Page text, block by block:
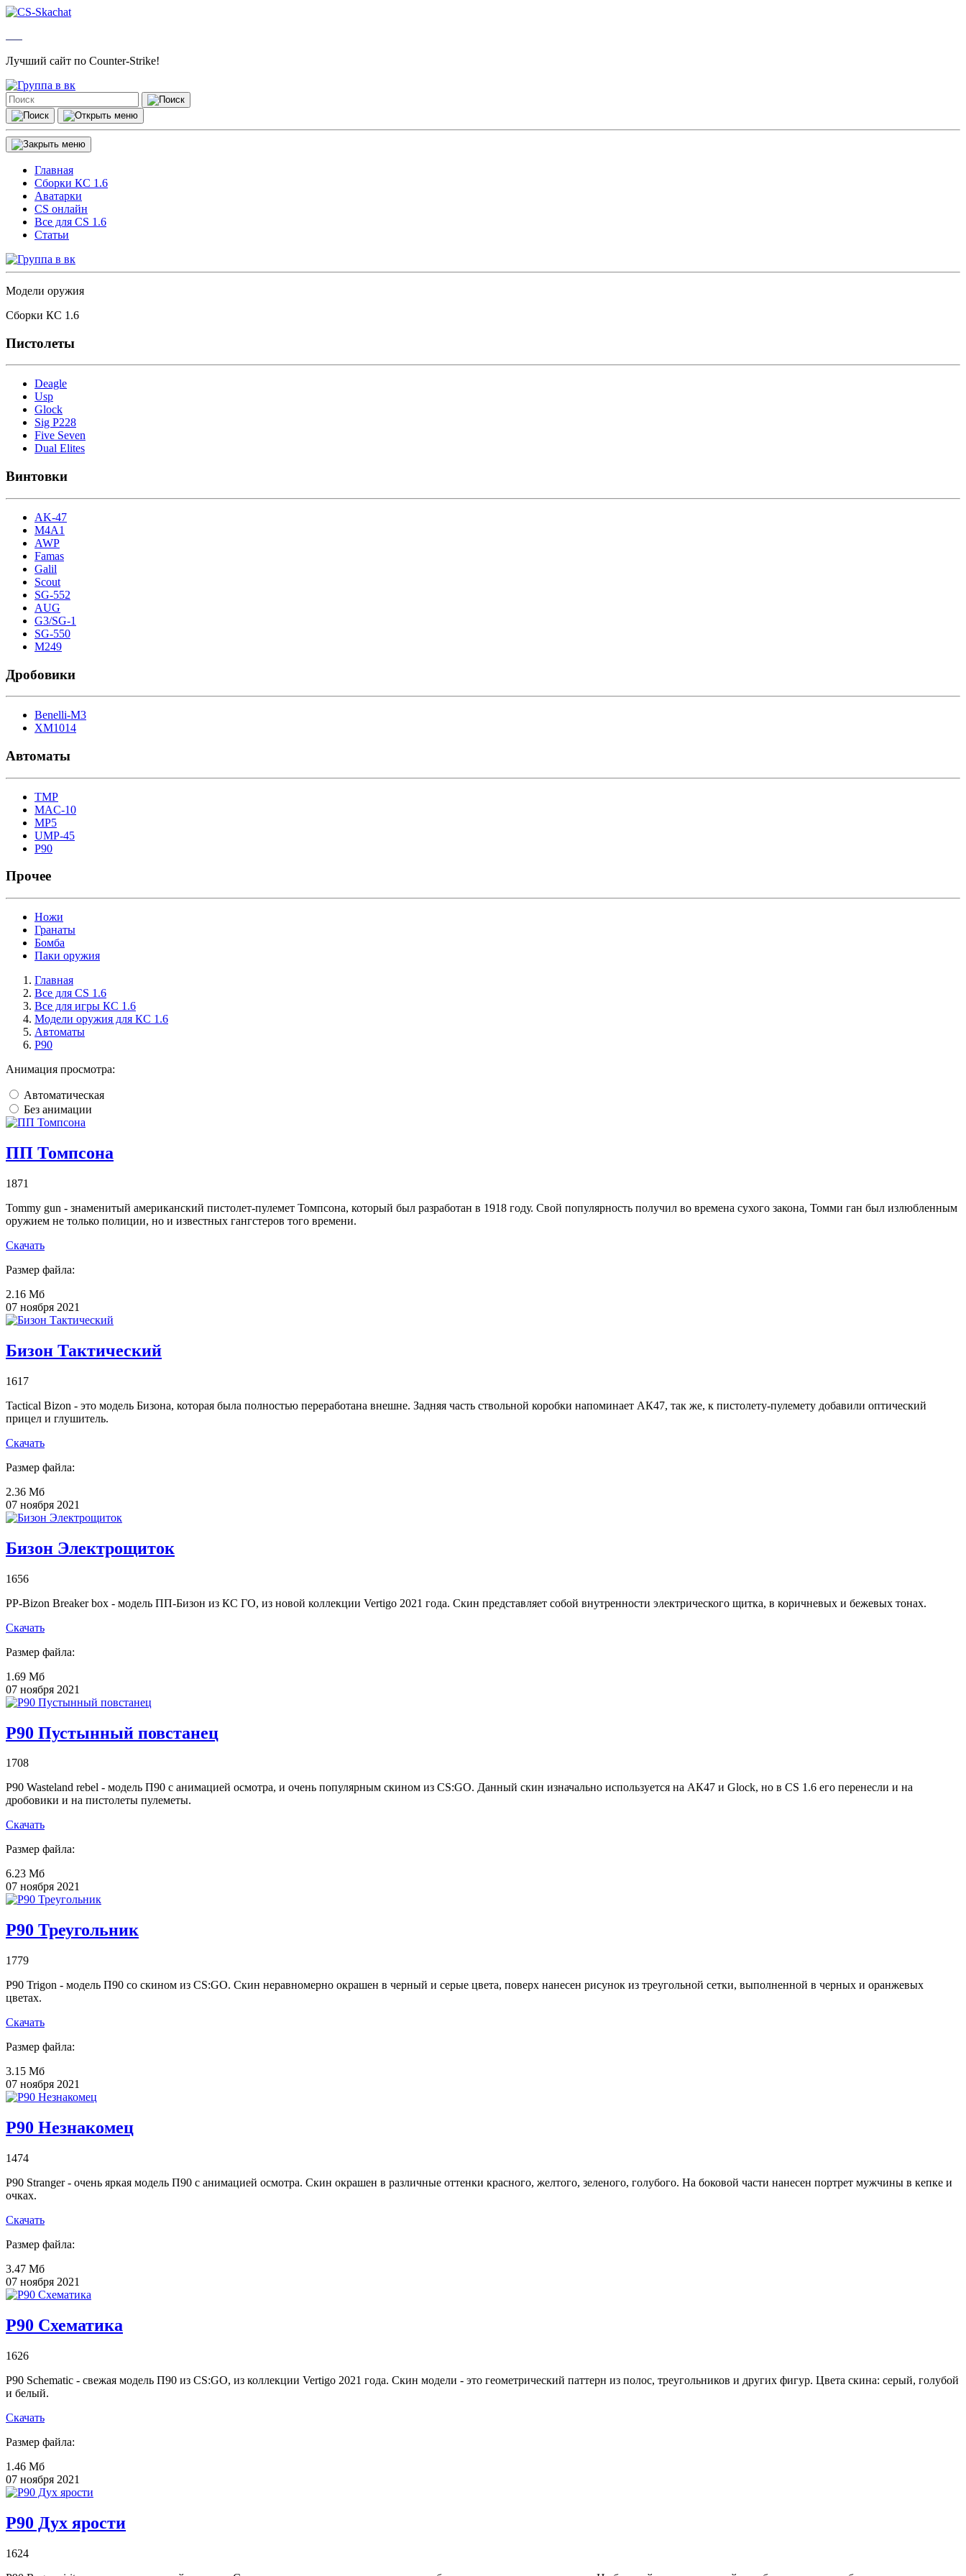
Лучший сайт по Counter-Strike!
Главная
Сборки КС 1.6
Аватарки
CS онлайн
Все для CS 1.6
Статьи
Модели оружия
Сборки КС 1.6
Пистолеты
Deagle
Usp
Glock
Sig P228
Five Seven
Dual Elites
Винтовки
AK-47
M4A1
AWP
Famas
Galil
Scout
SG-552
AUG
G3/SG-1
SG-550
M249
Дробовики
Benelli-M3
XM1014
Автоматы
TMP
MAC-10
MP5
UMP-45
P90
Прочее
Ножи
Гранаты
Бомба
Паки оружия
Главная
Все для CS 1.6
Все для игры КС 1.6
Модели оружия для КС 1.6
Автоматы
P90
Анимация просмотра:
Автоматическая
Без анимации
ПП Томпсона
1871
Tommy gun - знаменитый американский пистолет-пулемет Томпсона, который был разработан в 1918 году. Свой популярность получил во времена сухого закона, Томми ган был излюбленным
оружием не только полиции, но и известных гангстеров того времени.
Скачать
Размер файла:
2.16 Мб
07 ноября 2021
Бизон Тактический
1617
Tactical Bizon - это модель Бизона, которая была полностью переработана внешне. Задняя часть ствольной коробки напоминает АК47, так же, к пистолету-пулемету добавили оптический
прицел и глушитель.
Скачать
Размер файла:
2.36 Мб
07 ноября 2021
Бизон Электрощиток
1656
PP-Bizon Breaker box - модель ПП-Бизон из КС ГО, из новой коллекции Vertigo 2021 года. Скин представляет собой внутренности электрического щитка, в коричневых и бежевых тонах.
Скачать
Размер файла:
1.69 Мб
07 ноября 2021
P90 Пустынный повстанец
1708
P90 Wasteland rebel - модель П90 с анимацией осмотра, и очень популярным скином из CS:GO. Данный скин изначально используется на АК47 и Glock, но в CS 1.6 его перенесли и на
дробовики и на пистолеты пулеметы.
Скачать
Размер файла:
6.23 Мб
07 ноября 2021
P90 Треугольник
1779
P90 Trigon - модель П90 со скином из CS:GO. Скин неравномерно окрашен в черный и серые цвета, поверх нанесен рисунок из треугольной сетки, выполненной в черных и оранжевых
цветах.
Скачать
Размер файла:
3.15 Мб
07 ноября 2021
P90 Незнакомец
1474
P90 Stranger - очень яркая модель П90 с анимацией осмотра. Скин окрашен в различные оттенки красного, желтого, зеленого, голубого. На боковой части нанесен портрет мужчины в кепке и
очках.
Скачать
Размер файла:
3.47 Мб
07 ноября 2021
P90 Схематика
1626
P90 Schematic - свежая модель П90 из CS:GO, из коллекции Vertigo 2021 года. Скин модели - это геометрический паттерн из полос, треугольников и других фигур. Цвета скина: серый, голубой
и белый.
Скачать
Размер файла:
1.46 Мб
07 ноября 2021
P90 Дух ярости
1624